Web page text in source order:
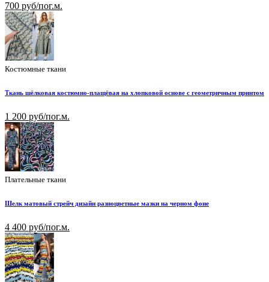
700 руб/пог.м.
Костюмные ткани
Ткань шёлковая костюмно-плащёвая на хлопковой основе с геометричным принтом
1 200 руб/пог.м.
Плательные ткани
Шелк матовый стрейч дизайн разноцветные мазки на черном фоне
4 400 руб/пог.м.